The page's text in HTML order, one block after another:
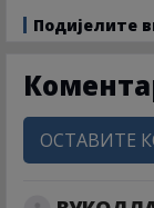
Подијелите
ОСТАВИТЕ